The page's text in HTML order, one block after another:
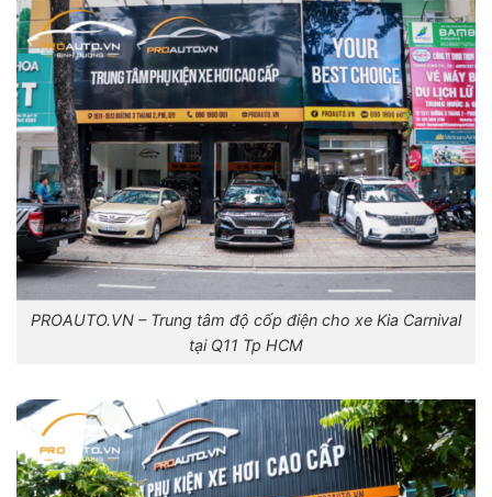
PROAUTO.VN – Trung tâm độ cốp điện cho xe Kia Carnival
tại Q11 Tp HCM